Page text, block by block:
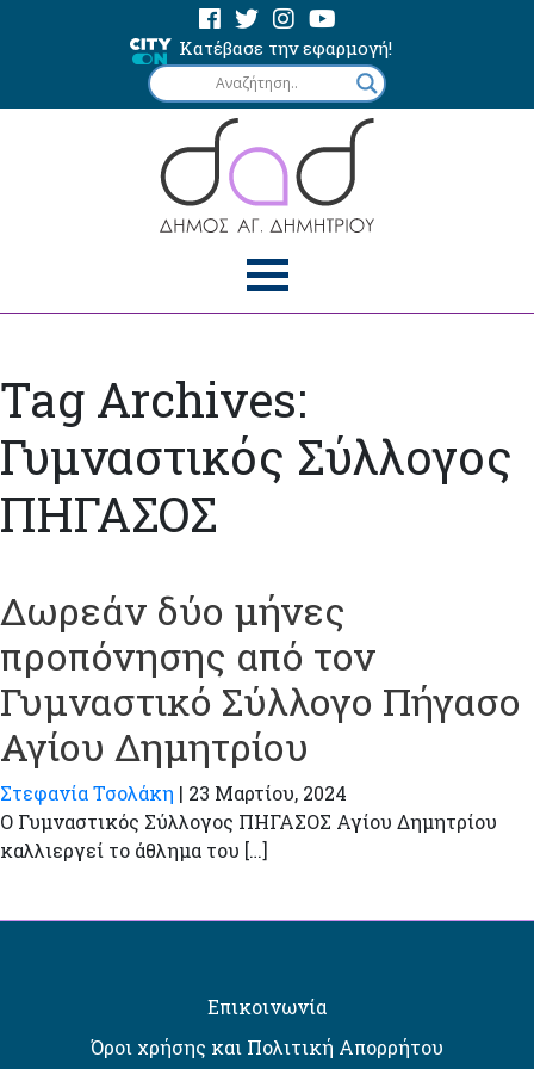
Κατέβασε την εφαρμογή!
Tag Archives:
Γυμναστικός Σύλλογος
ΠΗΓΑΣΟΣ
Δωρεάν δύο μήνες
προπόνησης από τον
Γυμναστικό Σύλλογο Πήγασο
Αγίου Δημητρίου
Στεφανία Τσολάκη | 23 Μαρτίου, 2024
Ο Γυμναστικός Σύλλογος ΠΗΓΑΣΟΣ Αγίου Δημητρίου
καλλιεργεί το άθλημα του […]
Επικοινωνία
Όροι χρήσης και Πολιτική Απορρήτου